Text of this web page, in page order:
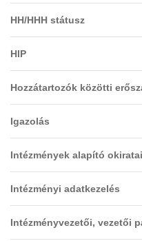
HH/HHH státusz
HIP
Hozzátartozók közötti
Igazolás
Intézmények alapító okiratai
Intézményi adatkezelés
Intézményvezetői, vezetői